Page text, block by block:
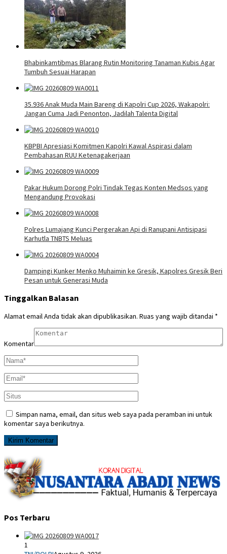
Bhabinkamtibmas Blarang Rutin Monitoring Tanaman Kubis Agar
Tumbuh Sesuai Harapan
35.936 Anak Muda Main Bareng di Kapolri Cup 2026, Wakapolri:
Jangan Cuma Jadi Penonton, Jadilah Talenta Digital
KBPBI Apresiasi Komitmen Kapolri Kawal Aspirasi dalam
Pembahasan RUU Ketenagakerjaan
Pakar Hukum Dorong Polri Tindak Tegas Konten Medsos yang
Mengandung Provokasi
Polres Lumajang Kunci Pergerakan Api di Ranupani Antisipasi
Karhutla TNBTS Meluas
Dampingi Kunker Menko Muhaimin ke Gresik, Kapolres Gresik Beri
Pesan untuk Generasi Muda
Tinggalkan Balasan
Alamat email Anda tidak akan dipublikasikan. Ruas yang wajib ditandai *
Komentar
Simpan nama, email, dan situs web saya pada peramban ini untuk
komentar saya berikutnya.
Pos Terbaru
1